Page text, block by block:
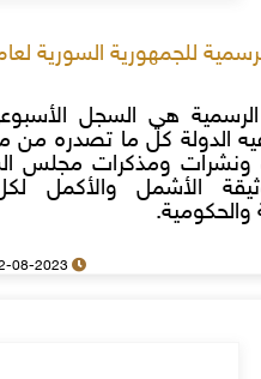
للجمهورية السورية لعام 1944م
الرسمية هي السجل
الدولة كل ما تصدره من
ونشرات ومذكرات مجلس
الأشمل والأكمل
والحكومية.
12-08-2023